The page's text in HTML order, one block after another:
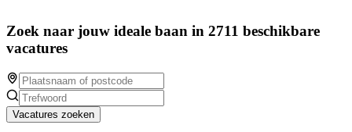
Zoek naar jouw ideale baan in 2711 beschikbare
vacatures
Vacatures zoeken